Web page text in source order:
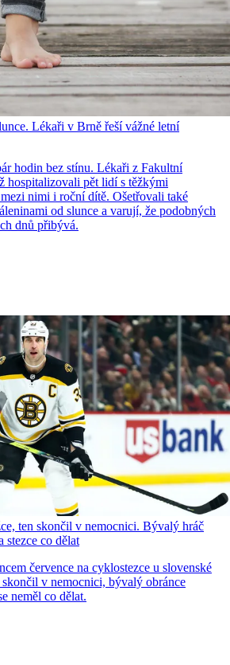
Lékaři v Brně řeší vážné letní
hodin bez stínu. Lékaři z Fakultní
hospitalizovali pět lidí s těžkými
nimi i roční dítě. Ošetřovali také
od slunce a varují, že podobných
dnů přibývá.
ten skončil v nemocnici. Bývalý hráč
stezce co dělat
července na cyklostezce u slovenské
v nemocnici, bývalý obránce
neměl co dělat.